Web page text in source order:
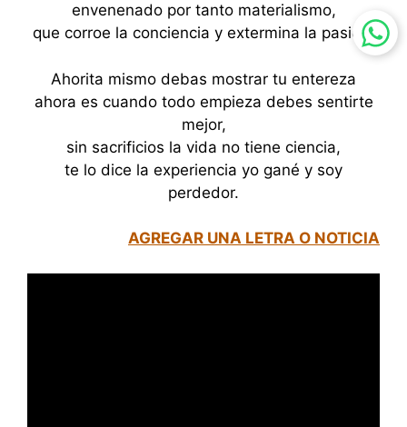
envenenado por tanto materialismo,
que corroe la conciencia y extermina la pasión.
Ahorita mismo debas mostrar tu entereza
ahora es cuando todo empieza debes sentirte
mejor,
sin sacrificios la vida no tiene ciencia,
te lo dice la experiencia yo gané y soy
perdedor.
AGREGAR UNA LETRA O NOTICIA